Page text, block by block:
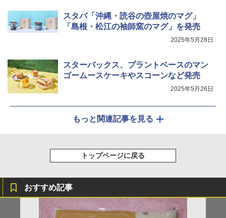
5
AX-XJ1-B ブラック 30L 2段調理 コンベ
クション トースト機能
スタバ「沖縄・読谷の壺屋焼のマグ」
「島根・松江の袖師窯のマグ」を発売
2025年5月28日
スターバックス、プラントベースのマン
ゴームースケーキやスコーンなど発売
2025年5月26日
もっと関連記事を見る
トップページに戻る
おすすめ記事